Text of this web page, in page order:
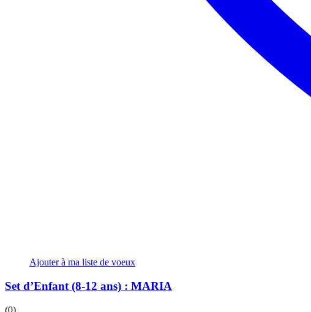
Ajouter à ma liste de voeux
Set d’Enfant (8-12 ans) : MARIA
(0)